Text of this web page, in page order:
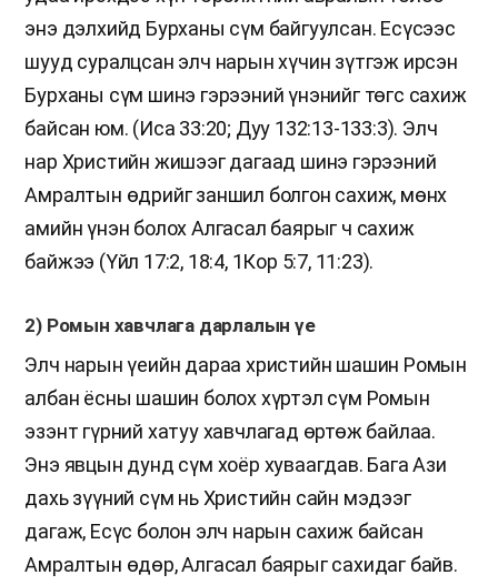
энэ дэлхийд Бурханы сүм байгуулсан. Есүсээс
шууд суралцсан элч нарын хүчин зүтгэж ирсэн
Бурханы сүм шинэ гэрээний үнэнийг төгс сахиж
байсан юм. (Иса 33:20; Дуу 132:13-133:3). Элч
нар Христийн жишээг дагаад шинэ гэрээний
Амралтын өдрийг заншил болгон сахиж, мөнх
амийн үнэн болох Алгасал баярыг ч сахиж
байжээ (Үйл 17:2, 18:4, 1Кор 5:7, 11:23).
2) Ромын хавчлага дарлалын үе
Элч нарын үеийн дараа христийн шашин Ромын
албан ёсны шашин болох хүртэл сүм Ромын
эзэнт гүрний хатуу хавчлагад өртөж байлаа.
Энэ явцын дунд сүм хоёр хуваагдав. Бага Ази
дахь зүүний сүм нь Христийн сайн мэдээг
дагаж, Есүс болон элч нарын сахиж байсан
Амралтын өдөр, Алгасал баярыг сахидаг байв.